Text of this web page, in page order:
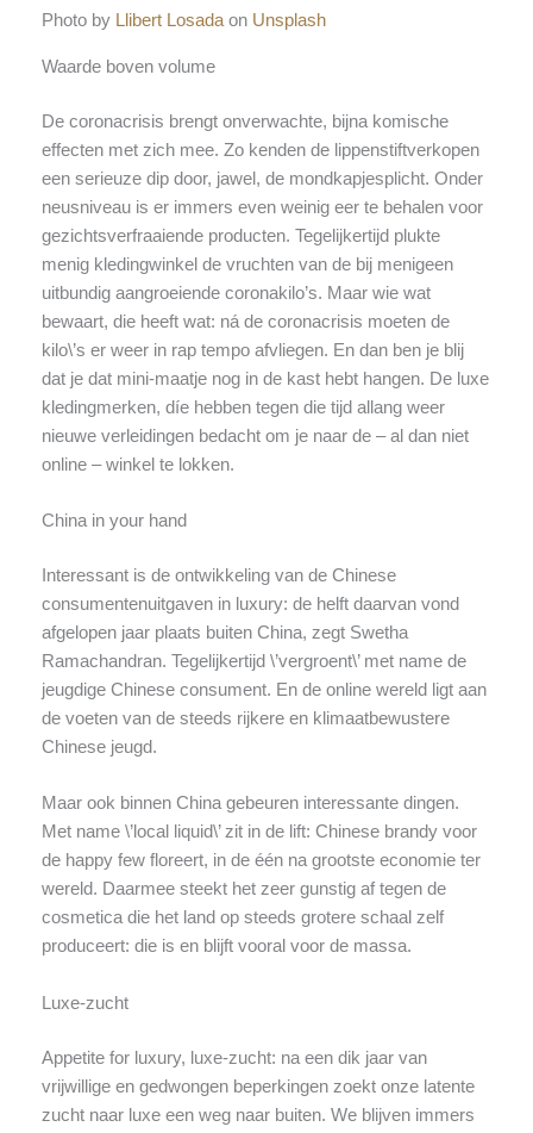
Photo by Llibert Losadaon Unsplash
Waarde boven volume
De coronacrisis brengt onverwachte, bijna komische
effecten met zich mee. Zo kenden de lippenstiftverkopen
een serieuze dip door, jawel, de mondkapjesplicht. Onder
neusniveau is er immers even weinig eer te behalen voor
gezichtsverfraaiende producten. Tegelijkertijd plukte
menig kledingwinkel de vruchten van de bij menigeen
uitbundig aangroeiende coronakilo’s. Maar wie wat
bewaart, die heeft wat: ná de coronacrisis moeten de
kilo\’s er weer in rap tempo afvliegen. En dan ben je blij
dat je dat mini-maatje nog in de kast hebt hangen. De luxe
kledingmerken, díe hebben tegen die tijd allang weer
nieuwe verleidingen bedacht om je naar de – al dan niet
online – winkel te lokken.
China in your hand
Interessant is de ontwikkeling van de Chinese
consumentenuitgaven in luxury: de helft daarvan vond
afgelopen jaar plaats buiten China, zegt Swetha
Ramachandran. Tegelijkertijd \’vergroent\’ met name de
jeugdige Chinese consument. En de online wereld ligt aan
de voeten van de steeds rijkere en klimaatbewustere
Chinese jeugd.
Maar ook binnen China gebeuren interessante dingen.
Met name \’local liquid\’ zit in de lift: Chinese brandy voor
de happy few floreert, in de één na grootste economie ter
wereld. Daarmee steekt het zeer gunstig af tegen de
cosmetica die het land op steeds grotere schaal zelf
produceert: die is en blijft vooral voor de massa.
Luxe-zucht
Appetite for luxury, luxe-zucht: na een dik jaar van
vrijwillige en gedwongen beperkingen zoekt onze latente
zucht naar luxe een weg naar buiten. We blijven immers